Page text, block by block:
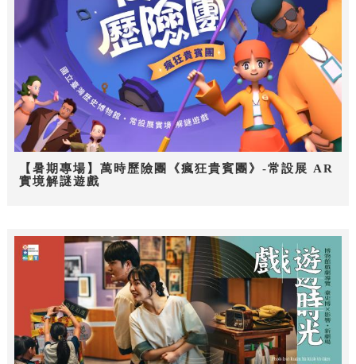
【暑期專場】萬時歷險團《瘋狂貴賓團》-常設展 AR
實境解謎遊戲